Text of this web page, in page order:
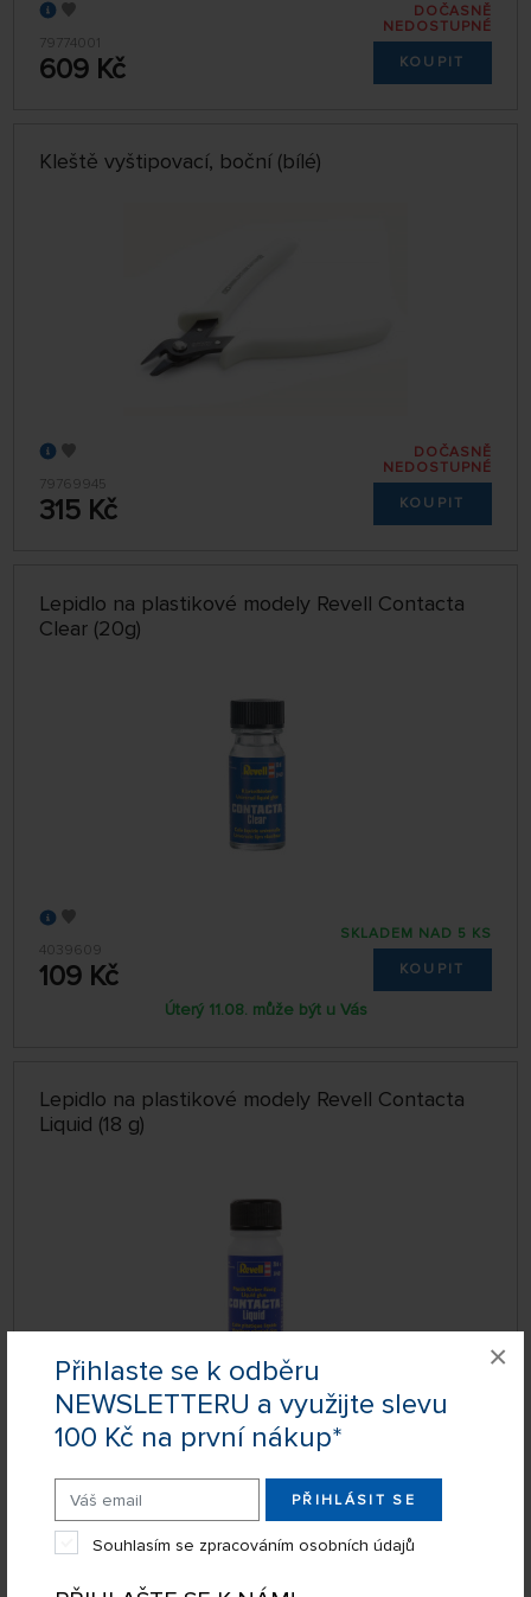
Přihlaste se k odběru
NEWSLETTERU a využijte slevu
100 Kč na první nákup*
PŘIHLÁSIT SE
Souhlasím se zpracováním osobních údajů
×
79774001
609 Kč
DOČASNĚ
NEDOSTUPNÉ
KOUPIT
Kleště vyštipovací, boční (bílé)
79769945
315 Kč
DOČASNĚ
NEDOSTUPNÉ
KOUPIT
Lepidlo na plastikové modely Revell Contacta
Clear (20g)
4039609
109 Kč
SKLADEM NAD 5 KS
KOUPIT
Úterý 11.08. může být u Vás
Lepidlo na plastikové modely Revell Contacta
Liquid (18 g)
339601
95 Kč
DOČASNĚ
Professional (12,5 g)